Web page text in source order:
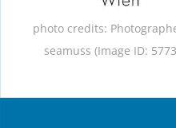
photo credits:
seamuss (Image ID: